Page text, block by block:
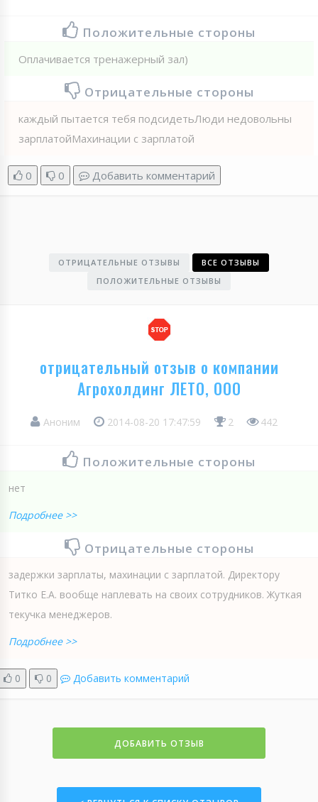
Положительные стороны
Оплачивается тренажерный зал)
Отрицательные стороны
каждый пытается тебя подсидетьЛюди недовольны
зарплатойМахинации с зарплатой
0 0 Добавить комментарий
ОТРИЦАТЕЛЬНЫЕ ОТЗЫВЫ
ВСЕ ОТЗЫВЫ
ПОЛОЖИТЕЛЬНЫЕ ОТЗЫВЫ
отрицательный отзыв о компании
Агрохолдинг ЛЕТО, ООО
Аноним 2014-08-20 17:47:59 2 442
Положительные стороны
нет
Подробнее >>
Отрицательные стороны
задержки зарплаты, махинации с зарплатой. Директору
Титко Е.А. вообще наплевать на своих сотрудников. Жуткая
текучка менеджеров.
Подробнее >>
0 0 Добавить комментарий
ДОБАВИТЬ ОТЗЫВ